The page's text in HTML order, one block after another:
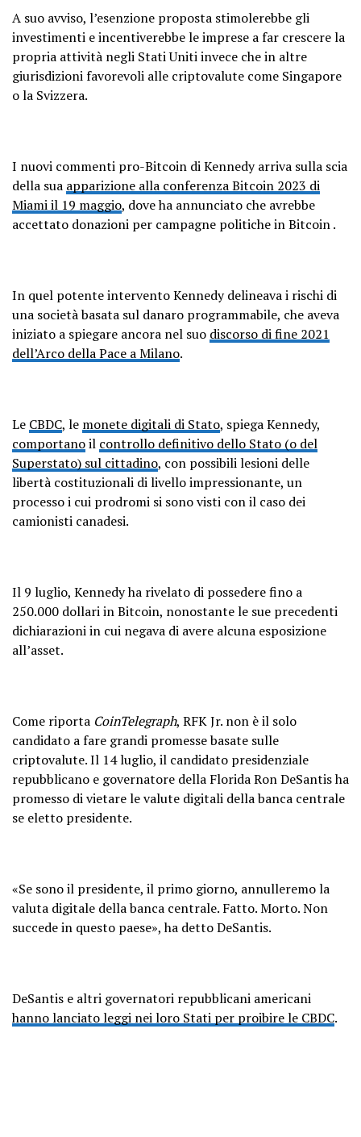
A suo avviso, l’esenzione proposta stimolerebbe gli
investimenti e incentiverebbe le imprese a far crescere la
propria attività negli Stati Uniti invece che in altre
giurisdizioni favorevoli alle criptovalute come Singapore
o la Svizzera.
I nuovi commenti pro-Bitcoin di Kennedy arriva sulla scia
della sua apparizione alla conferenza Bitcoin 2023 di
Miami il 19 maggio, dove ha annunciato che avrebbe
accettato donazioni per campagne politiche in Bitcoin .
In quel potente intervento Kennedy delineava i rischi di
una società basata sul danaro programmabile, che aveva
iniziato a spiegare ancora nel suo discorso di fine 2021
dell’Arco della Pace a Milano.
Le CBDC, le monete digitali di Stato, spiega Kennedy,
comportanoil controllo definitivo dello Stato (o del
Superstato) sul cittadino, con possibili lesioni delle
libertà costituzionali di livello impressionante, un
processo i cui prodromi si sono visti con il caso dei
camionisti canadesi.
Il 9 luglio, Kennedy ha rivelato di possedere fino a
250.000 dollari in Bitcoin, nonostante le sue precedenti
dichiarazioni in cui negava di avere alcuna esposizione
all’asset.
Come riporta CoinTelegraph, RFK Jr. non è il solo
candidato a fare grandi promesse basate sulle
criptovalute. Il 14 luglio, il candidato presidenziale
repubblicano e governatore della Florida Ron DeSantis ha
promesso di vietare le valute digitali della banca centrale
se eletto presidente.
«Se sono il presidente, il primo giorno, annulleremo la
valuta digitale della banca centrale. Fatto. Morto. Non
succede in questo paese», ha detto DeSantis.
DeSantis e altri governatori repubblicani americani
hanno lanciato leggi nei loro Stati per proibire le CBDC.